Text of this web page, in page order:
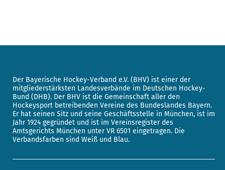
Der Bayerische Hockey-Verband e.V. (BHV) ist einer der
mitgliederstärksten Landesverbände im Deutschen Hockey-
Bund (DHB). Der BHV ist die Gemeinschaft aller den
Hockeysport betreibenden Vereine des Bundeslandes Bayern.
Er hat seinen Sitz und seine Geschäftsstelle in München, ist im
Jahr 1924 gegründet und ist im Vereinsregister des
Amtsgerichts München unter VR 6501 eingetragen. Die
Verbandsfarben sind Weiß und Blau.